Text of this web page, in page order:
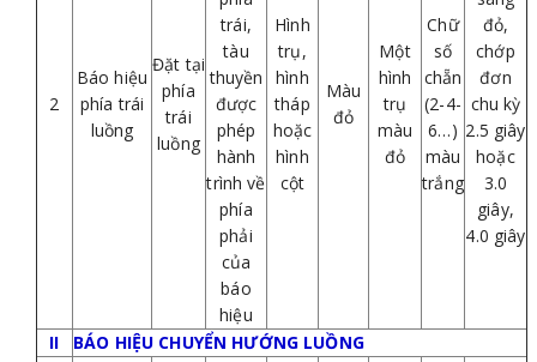
2
Báo hiệu
phía trái
luồng
Đặt tại
phía
trái
luồng
trái,
tàu
thuyền
được
phép
hành
trình về
phía
phải
của
báo
hiệu
Hình
trụ,
hình
tháp
hoặc
hình
cột
Màu
đỏ
Một
hình
trụ
màu
đỏ
Chữ
số
chẵn
(2-4-
6…)
màu
trắng
đỏ,
chớp
đơn
chu kỳ
2.5 giây
hoặc
3.0
giây,
4.0 giây
II BÁO HIỆU CHUYỂN HƯỚNG LUỒNG